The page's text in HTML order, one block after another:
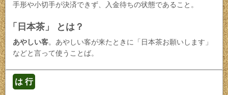
手形や小切手が決済できず、入金待ちの状態であること。
「日本茶」 とは？
あやしい客。あやしい客が来たときに「日本茶お願いします」
などと言って使うことば。
は 行